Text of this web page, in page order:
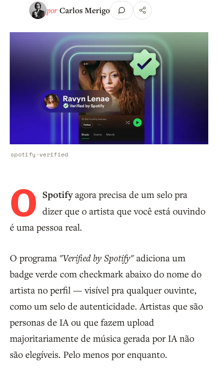
porCarlos Merigo
spotify-verified
O Spotifyagora precisa de um selo pra
dizer que o artista que você está ouvindo
é uma pessoa real.
O programa "Verified by Spotify"adiciona um
badge verde com checkmark abaixo do nome do
artista no perfil — visível pra qualquer ouvinte,
como um selo de autenticidade. Artistas que são
personas de IA ou que fazem upload
majoritariamente de música gerada por IA não
são elegíveis. Pelo menos por enquanto.